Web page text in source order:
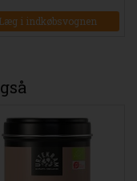
Læg i indkøbsvognen